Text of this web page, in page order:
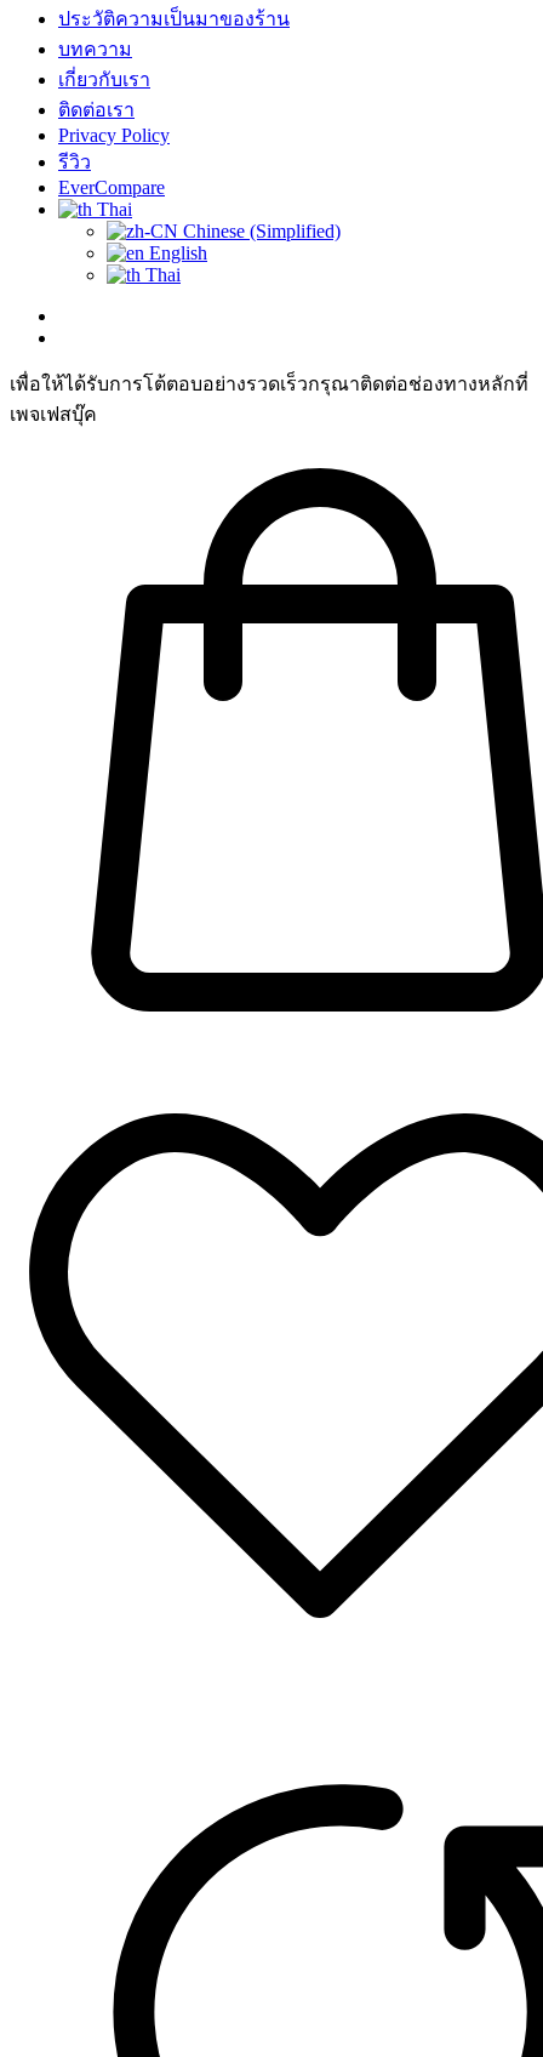
ประวัติความเป็นมาของร้าน
บทความ
เกี่ยวกับเรา
ติดต่อเรา
Privacy Policy
รีวิว
EverCompare
Thai
Chinese (Simplified)
English
Thai
เพื่อให้ได้รับการโต้ตอบอย่างรวดเร็วกรุณาติดต่อช่องทางหลักที่
เพจเฟสบุ๊ค